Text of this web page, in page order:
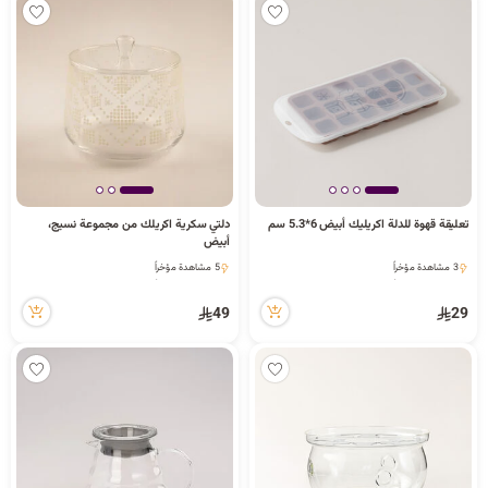
تعليقة قهوة للدلة اكريليك أبيض 6*5.3 سم
3 مشاهدة مؤخراً
29
دلتي سكرية اكريلك من مجموعة نسيج،
أبيض
5 مشاهدة مؤخراً
49